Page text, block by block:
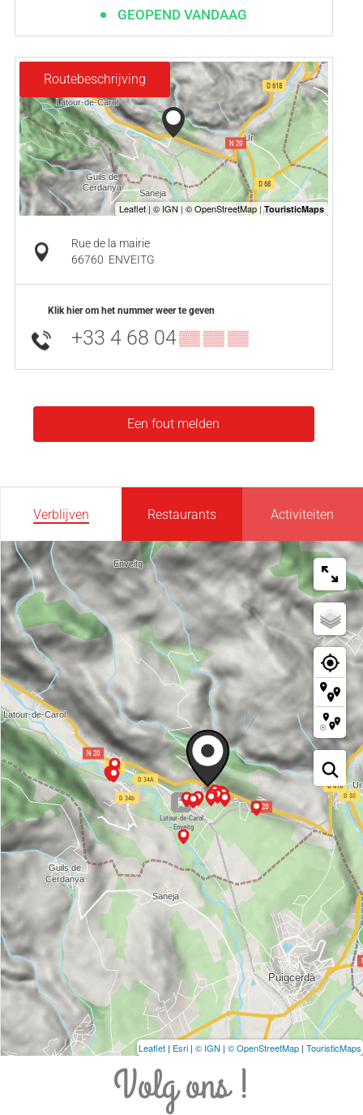
GEOPEND VANDAAG
Routebeschrijving
Rue de la mairie
66760 ENVEITG
Klik hier om het nummer weer te geven
+33 4 68 04▒▒ ▒▒ ▒▒
Een fout melden
Verblijven Restaurants Activiteiten
Leaflet | Esri | © IGN | © OpenStreetMap | TouristicMaps
Volg ons !